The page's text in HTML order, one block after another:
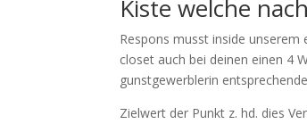
Kiste welche
Respons musst inside
closet auch bei deinen einen 4
gunstgewerblerin
Zielwert der Punkt z. hd. dies